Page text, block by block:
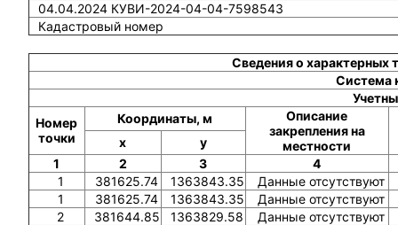
04.04.2024 КУВИ-2024-04-04-7598543
Кадастровый номер
Сведения о характерных
Система
Номер
точки
Координаты, м
Описание
закрепления на
местности
x
y
1
2 3
4
1
381625.74 1363843.35
Данные отсутствуют
1
381625.74 1363843.35
Данные отсутствуют
2
381644.85 1363829.58
Данные отсутствуют